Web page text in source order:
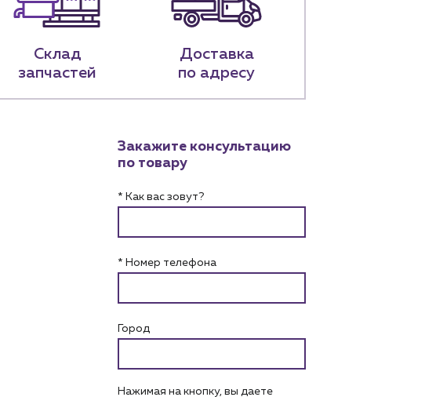
Склад
запчастей
Доставка
по адресу
Закажите консультацию
по товару
* Как вас зовут?
* Номер телефона
Город
Нажимая на кнопку, вы даете